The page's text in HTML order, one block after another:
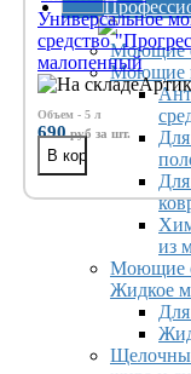
Моющие
Моющие
из
Моющие
Жидкое
Универсальное
средство
малопенный
Объем - 5 л
690руб за шт.